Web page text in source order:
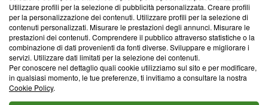
Redazione
Informativa Privacy
Cookie Policy
Blasting SA, IDI CHE-247.845.224, Via Carlo Frasca, 3 - 6900
Lugano (Svizzera) Tel:+39 0690258937
© 2026 Blasting News
Utilizzare profili per la selezione di pubblicità personalizzata. Creare profili
per la personalizzazione dei contenuti. Utilizzare profili per la selezione di
contenuti personalizzati. Misurare le prestazioni degli annunci. Misurare le
prestazioni dei contenuti. Comprendere il pubblico attraverso statistiche o la
combinazione di dati provenienti da fonti diverse. Sviluppare e migliorare i
servizi. Utilizzare dati limitati per la selezione dei contenuti.
Per conoscere nel dettaglio quali cookie utilizziamo sul sito e per modificare,
in qualsiasi momento, le tue preferenze, ti invitiamo a consultare la nostra
Cookie Policy.